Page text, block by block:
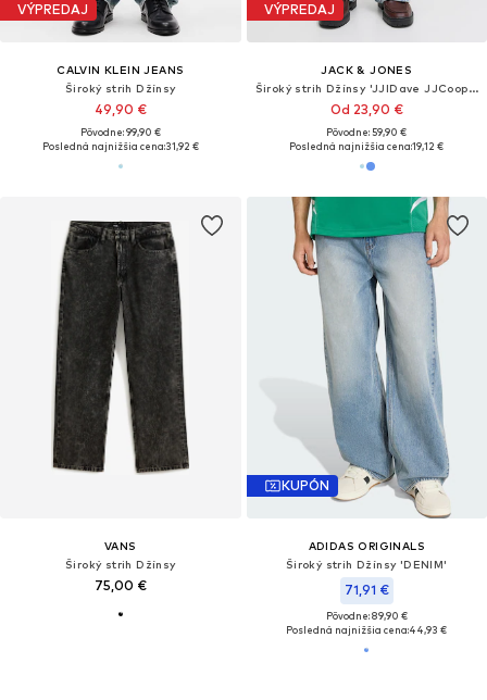
VÝPREDAJ
CALVIN KLEIN JEANS
Široký strih Džínsy
49,90 €
Pôvodne: 99,90 €
Posledná najnižšia cena:31,92 €
VÝPREDAJ
JACK & JONES
Široký strih Džínsy 'JJIDave JJCooper'
Od 23,90 €
Pôvodne: 59,90 €
Posledná najnižšia cena:19,12 €
VANS
Široký strih Džínsy
75,00 €
KUPÓN
ADIDAS ORIGINALS
Široký strih Džínsy 'DENIM'
71,91 €
Pôvodne: 89,90 €
Posledná najnižšia cena:44,93 €